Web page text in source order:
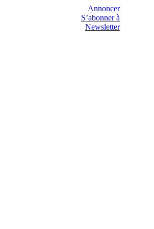
Annoncer
S’abonner à
Newsletter